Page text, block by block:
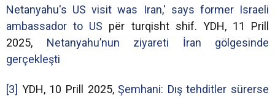
Netanyahu's US visit was Iran,' says former Israeli
ambassador to US për turqisht shif. YDH, 11 Prill
2025, Netanyahu’nun ziyareti İran gölgesinde
gerçekleşti
[3] YDH, 10 Prill 2025,Şemhani: Dış tehditler sürerse